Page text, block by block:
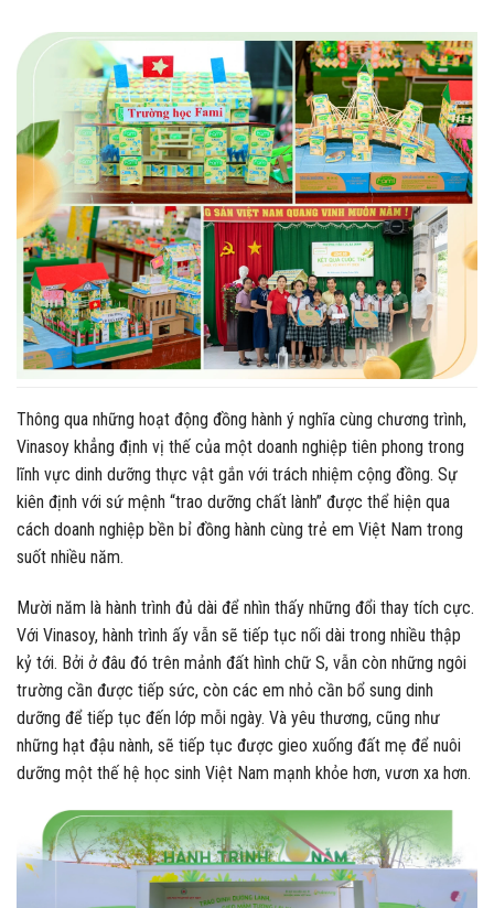
Thông qua những hoạt động đồng hành ý nghĩa cùng chương trình,
Vinasoy khẳng định vị thế của một doanh nghiệp tiên phong trong
lĩnh vực dinh dưỡng thực vật gắn với trách nhiệm cộng đồng. Sự
kiên định với sứ mệnh “trao dưỡng chất lành” được thể hiện qua
cách doanh nghiệp bền bỉ đồng hành cùng trẻ em Việt Nam trong
suốt nhiều năm.
Mười năm là hành trình đủ dài để nhìn thấy những đổi thay tích cực.
Với Vinasoy, hành trình ấy vẫn sẽ tiếp tục nối dài trong nhiều thập
kỷ tới. Bởi ở đâu đó trên mảnh đất hình chữ S, vẫn còn những ngôi
trường cần được tiếp sức, còn các em nhỏ cần bổ sung dinh
dưỡng để tiếp tục đến lớp mỗi ngày. Và yêu thương, cũng như
những hạt đậu nành, sẽ tiếp tục được gieo xuống đất mẹ để nuôi
dưỡng một thế hệ học sinh Việt Nam mạnh khỏe hơn, vươn xa hơn.